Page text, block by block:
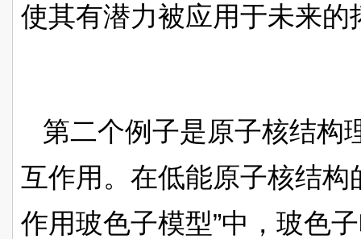
使其有潜力被应用于未来的
第二个例子是原子核结构
互作用。在低能原子核结构
作用玻色子模型”中，玻色